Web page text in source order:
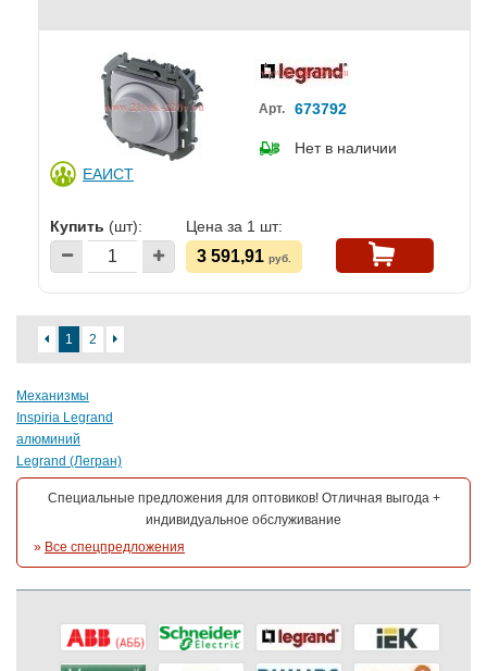
ЕАИСТ
Арт. 673792
Нет в наличии
Купить (шт): Цена за 1 шт:
3 591,91 руб.
1 2
Механизмы
Inspiria Legrand
алюминий
Legrand (Легран)
Специальные предложения для оптовиков! Отличная выгода +
индивидуальное обслуживание
» Все спецпредложения